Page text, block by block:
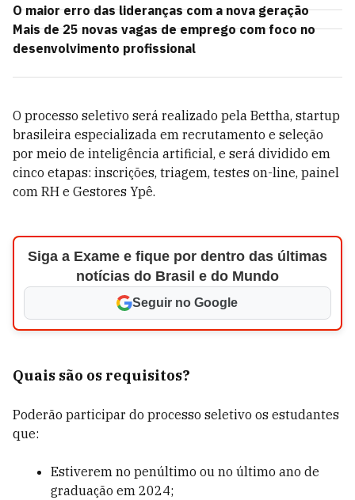
O maior erro das lideranças com a nova geração
Mais de 25 novas vagas de emprego com foco no
desenvolvimento profissional
O processo seletivo será realizado pela Bettha, startup
brasileira especializada em recrutamento e seleção
por meio de inteligência artificial, e será dividido em
cinco etapas: inscrições, triagem, testes on-line, painel
com RH e Gestores Ypê.
Siga a Exame e fique por dentro das últimas
notícias do Brasil e do Mundo
Seguir no Google
Quais são os requisitos?
Poderão participar do processo seletivo os estudantes
que:
Estiverem no penúltimo ou no último ano de
graduação em 2024;